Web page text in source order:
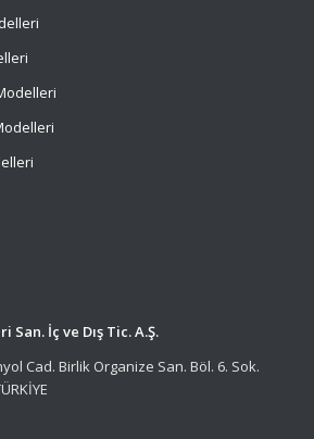
San. İç ve Dış Tic. A.Ş.
Cad. Birlik Organize San. Böl. 6. Sok.